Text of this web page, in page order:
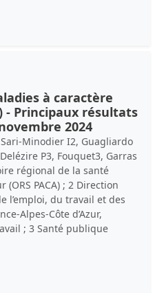
à caractère
- Principaux résultats
2024
Sari-Minodier I2, Guagliardo
P3, Fouquet3, Garras
régional de la santé
(ORS PACA) ; 2 Direction
l’emploi, du travail et des
Alpes-Côte d’Azur,
; 3 Santé publique